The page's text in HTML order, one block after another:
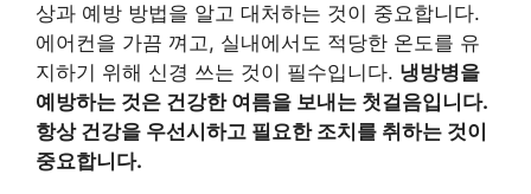
상과 예방 방법을 알고 대처하는 것이 중요합니다.
에어컨을 가끔 껴고, 실내에서도 적당한 온도를 유
지하기 위해 신경 쓰는 것이 필수입니다. 냉방병을
예방하는 것은 건강한 여름을 보내는 첫걸음입니다.
항상 건강을 우선시하고 필요한 조치를 취하는 것이
중요합니다.